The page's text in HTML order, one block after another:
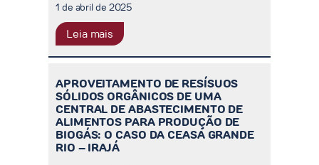
1 de abril de 2025
Leia mais
APROVEITAMENTO DE RESÍSUOS
SÓLIDOS ORGÂNICOS DE UMA
CENTRAL DE ABASTECIMENTO DE
ALIMENTOS PARA PRODUÇÃO DE
BIOGÁS: O CASO DA CEASA GRANDE
RIO – IRAJÁ